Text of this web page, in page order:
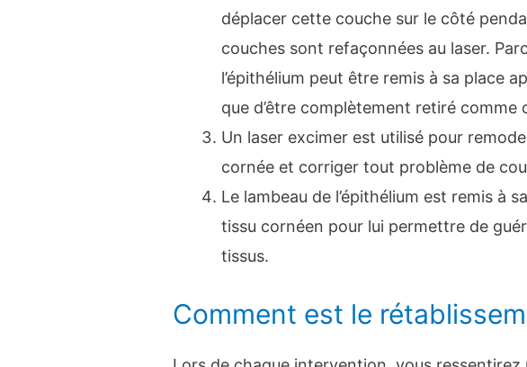
déplacer cette couche sur le côté
couches sont refaçonnées au laser.
l’épithélium peut être remis à sa place
que d’être complètement retiré comme
Un laser excimer est utilisé pour
cornée et corriger tout problème de
Le lambeau de l’épithélium est remis à
tissu cornéen pour lui permettre de
tissus.
Comment est le